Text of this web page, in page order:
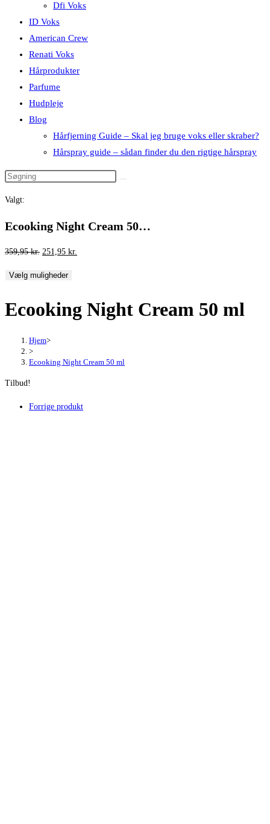
Dfi Voks
ID Voks
American Crew
Renati Voks
Hårprodukter
Parfume
Hudpleje
Blog
Hårfjerning Guide – Skal jeg bruge voks eller skraber?
Hårspray guide – sådan finder du den rigtige hårspray
Valgt:
Ecooking Night Cream 50…
359,95kr. Den
pris
359,95 kr..
251,95 kr.
251,95 kr..
Vælg muligheder
Ecooking Night Cream 50 ml
Hjem>
>
Ecooking Night Cream 50 ml
Tilbud!
Forrige produkt